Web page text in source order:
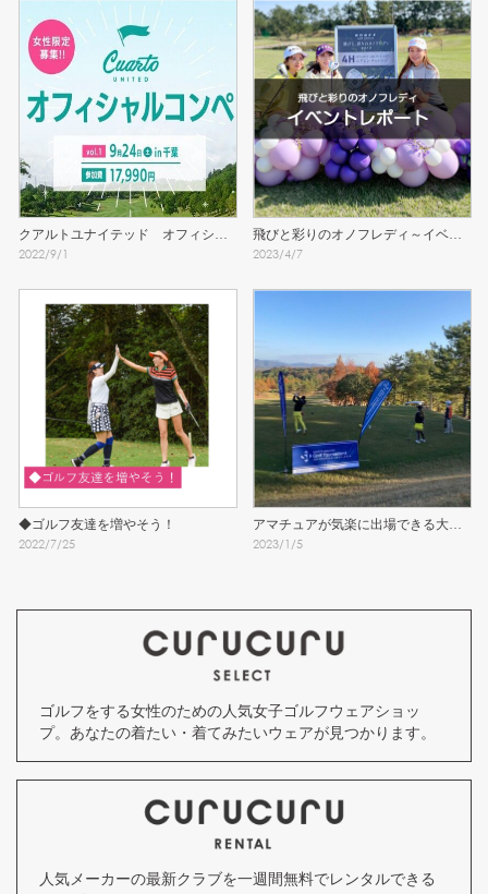
クアルトユナイテッド　オフィシャ
ルコンペ参加者募集中！
2022/9/1
飛びと彩りのオノフレディ～イベン
トレポート～
2023/4/7
◆ゴルフ友達を増やそう！
2022/7/25
アマチュアが気楽に出場できる大会
～ベストボール形式～
2023/1/5
ゴルフをする女性のための人気女子ゴルフウェアショッ
プ。あなたの着たい・着てみたいウェアが見つかります。
人気メーカーの最新クラブを一週間無料でレンタルできる